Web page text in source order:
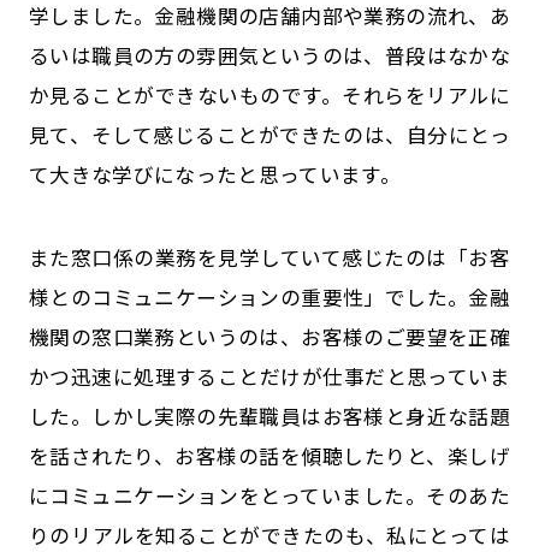
学しました。金融機関の店舗内部や業務の流れ、あ
るいは職員の方の雰囲気というのは、普段はなかな
か見ることができないものです。それらをリアルに
見て、そして感じることができたのは、自分にとっ
て大きな学びになったと思っています。
また窓口係の業務を見学していて感じたのは「お客
様とのコミュニケーションの重要性」でした。金融
機関の窓口業務というのは、お客様のご要望を正確
かつ迅速に処理することだけが仕事だと思っていま
した。しかし実際の先輩職員はお客様と身近な話題
を話されたり、お客様の話を傾聴したりと、楽しげ
にコミュニケーションをとっていました。そのあた
りのリアルを知ることができたのも、私にとっては